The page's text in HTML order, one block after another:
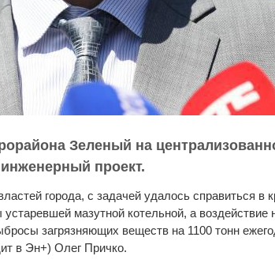
Зеленый на
проект.
города, с задачей удалось справиться в
мазутной котельной, а воздействие
загрязняющих веществ на 1100 тонн
в Эн+) Олег Причко.